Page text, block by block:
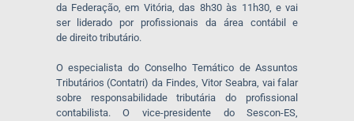
da Federação, em Vitória, das 8h30 às 11h30, e vai
ser liderado por profissionais da área contábil e
de direito tributário.
O especialista do Conselho Temático de Assuntos
Tributários (Contatri) da Findes, Vitor Seabra, vai falar
sobre responsabilidade tributária do profissional
contabilista.O vice-presidente do Sescon-ES,